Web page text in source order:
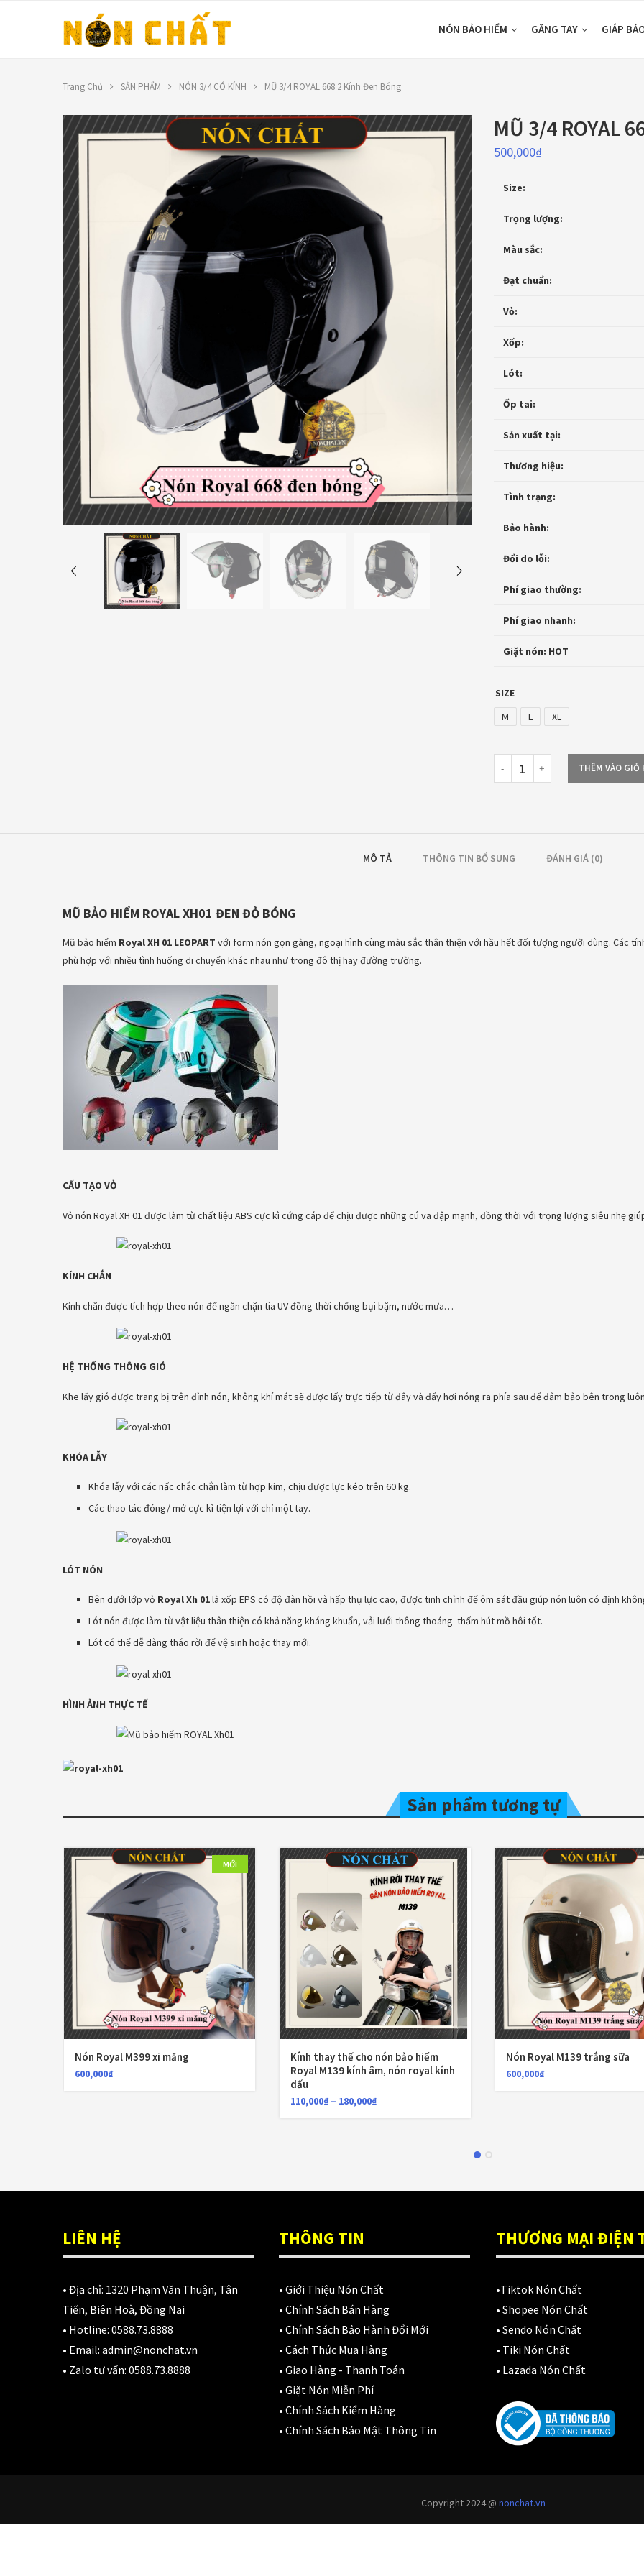
NÓN BẢO HIỂM GĂNG TAY GIÁP
Trang Chủ SẢN PHẨM NÓN 3/4 CÓ KÍNH MŨ 3/4 ROYAL 668 2 Kính Đen Bóng
MŨ 3/4 ROYAL
500,000₫
Size:
Trọng lượng:
Màu sắc:
Đạt chuẩn:
Vỏ:
Xốp:
Lót:
Ốp tai:
Sản xuất tại:
Thương hiệu:
Tình trạng:
Bảo hành:
Đổi do lỗi:
Phí giao thường:
Phí giao nhanh:
Giặt nón: HOT
SIZE
M
L XL
THÊM VÀO GIỎ
MÔ TẢ THÔNG TIN BỔ SUNG ĐÁNH GIÁ (0)
MŨ BẢO HIỂM ROYAL XH01 ĐEN ĐỎ BÓNG
Mũ bảo hiểm Royal XH 01 LEOPART với form nón gọn gàng, ngoại hình cùng màu sắc thân thiện với hầu hết đối tượng người dùng. Các
phù hợp với nhiều tình huống di chuyển khác nhau như trong đô thị hay đường trường.
CẤU TẠO VỎ
Vỏ nón Royal XH 01 được làm từ chất liệu ABS cực kì cứng cáp để chịu được những cú va đập mạnh, đồng thời với trọng lượng siêu nhẹ
KÍNH CHẮN
Kính chắn được tích hợp theo nón để ngăn chặn tia UV đồng thời chống bụi bặm, nước mưa…
HỆ THỐNG THÔNG GIÓ
Khe lấy gió được trang bị trên đỉnh nón, không khí mát sẽ được lấy trực tiếp từ đây và đẩy hơi nóng ra phía sau để đảm bảo bên trong
KHÓA LẪY
Khóa lẫy với các nấc chắc chắn làm từ hợp kim, chịu được lực kéo trên 60 kg.
Các thao tác đóng/ mở cực kì tiện lợi với chỉ một tay.
LÓT NÓN
Bên dưới lớp vỏ Royal Xh 01là xốp EPS có độ đàn hồi và hấp thụ lực cao, được tinh chỉnh để ôm sát đầu giúp nón luôn có định
Lót nón được làm từ vật liệu thân thiện có khả năng kháng khuẩn, vải lưới thông thoáng thấm hút mồ hôi tốt.
Lót có thể dễ dàng tháo rời để vệ sinh hoặc thay mới.
HÌNH ẢNH THỰC TẾ
Sản phẩm tương tự
MỚI
Nón Royal M399 xi măng
600,000₫
Kính thay thế cho nón bảo hiểm
Royal M139 kính âm, nón royal kính
dấu
110,000₫ – 180,000₫
Nón Royal M139 trắng sữa
600,000₫
LIÊN HỆ
• Địa chỉ: 1320 Phạm Văn Thuận, Tân
Tiến, Biên Hoà, Đồng Nai
• Hotline: 0588.73.8888
• Email: admin@nonchat.vn
• Zalo tư vấn: 0588.73.8888
THÔNG TIN
• Giới Thiệu Nón Chất
• Chính Sách Bán Hàng
• Chính Sách Bảo Hành Đổi Mới
• Cách Thức Mua Hàng
• Giao Hàng - Thanh Toán
• Giặt Nón Miễn Phí
• Chính Sách Kiểm Hàng
• Chính Sách Bảo Mật Thông Tin
THƯƠNG MẠI ĐIỆN
•Tiktok Nón Chất
• Shopee Nón Chất
• Sendo Nón Chất
• Tiki Nón Chất
• Lazada Nón Chất
Copyright 2024 @ nonchat.vn